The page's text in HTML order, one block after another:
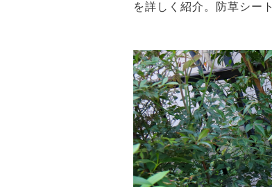
を詳しく紹介。防草シー